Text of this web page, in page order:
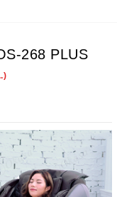
268 PLUS